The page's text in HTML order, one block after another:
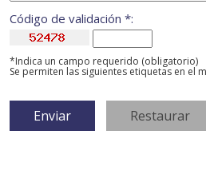
Código de validación *:
*Indica un campo requerido (obligatorio)
Se permiten las siguientes etiquetas en el